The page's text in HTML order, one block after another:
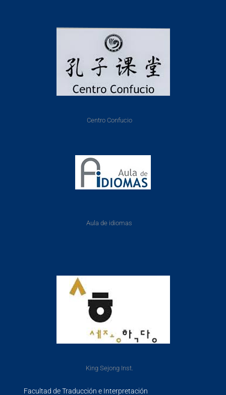
Centro Confucio
Aula de idiomas
King Sejong Inst.
Facultad de Traducción e Interpretación